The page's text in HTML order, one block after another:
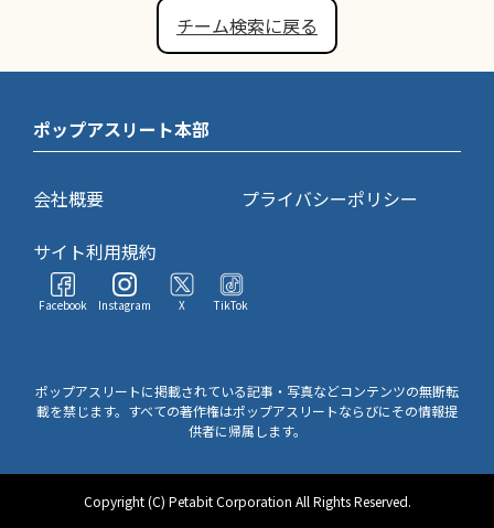
チーム検索に戻る
ポップアスリート本部
会社概要
プライバシーポリシー
サイト利用規約
Facebook Instagram X TikTok
ポップアスリートに掲載されている記事・写真などコンテンツの無断転
載を禁じます。すべての著作権はポップアスリートならびにその情報提
供者に帰属します。
Copyright (C) Petabit Corporation All Rights Reserved.